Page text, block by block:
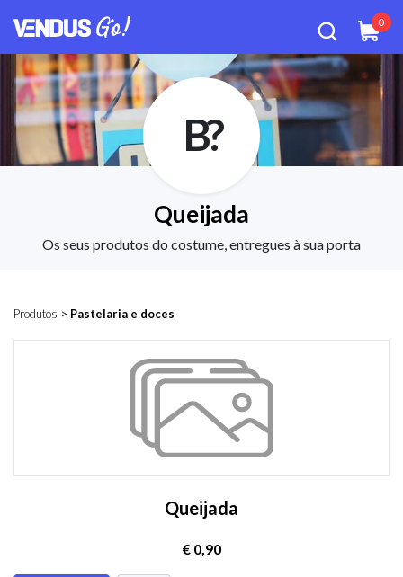
0
B?
Queijada
Os seus produtos do costume, entregues à sua porta
Produtos > Pastelaria e doces
Queijada
€ 0,90